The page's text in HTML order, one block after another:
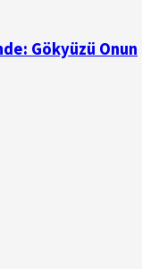
Gökyüzü Onun